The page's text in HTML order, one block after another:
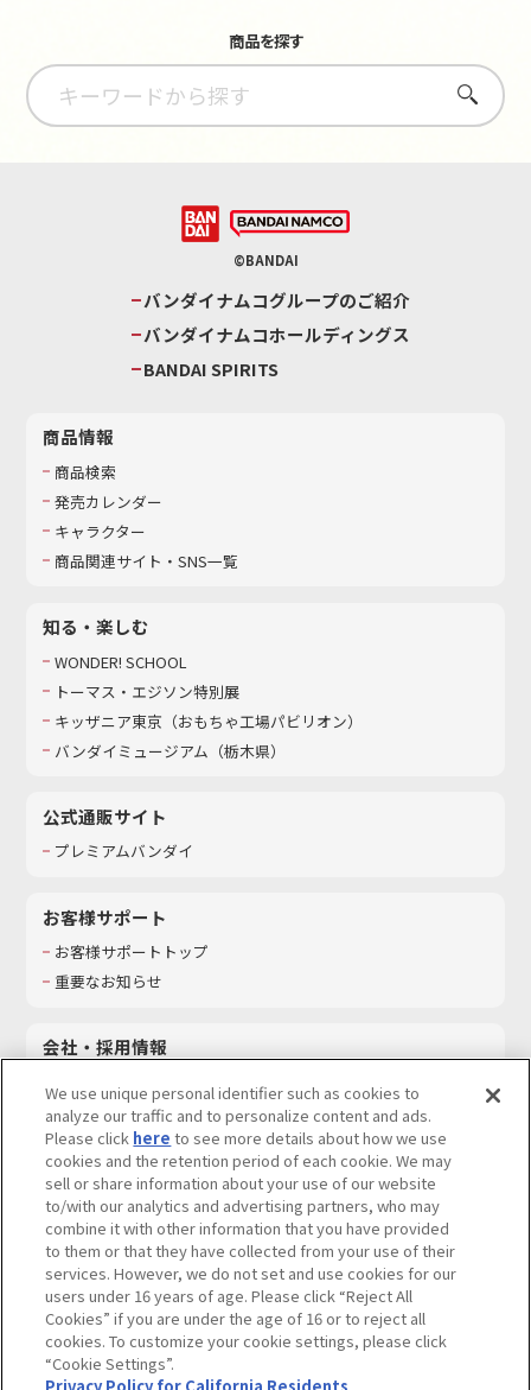
商品を探す
さがす
©BANDAI
バンダイナムコグループのご紹介
バンダイナムコホールディングス
BANDAI SPIRITS
商品情報
商品検索
発売カレンダー
キャラクター
商品関連サイト・SNS一覧
知る・楽しむ
WONDER! SCHOOL
トーマス・エジソン特別展
キッザニア東京（おもちゃ工場パビリオン）​
バンダイミュージアム（栃木県）
公式通販サイト
プレミアムバンダイ
お客様サポート
お客様サポートトップ
重要なお知らせ
会社・採用情報
採用情報
サステナビリティ
お問い合わせ
ウェブサイトご利用条件 ソーシャルメディアポリシー
個人情報及び特定個人情報等の取り扱いに関する保護方針
Do Not Sell or Share My Personal Information著作権・商標について
カスタマーハラスメントに対する基本的な対応方針
We use unique personal identifier such as cookies to
analyze our traffic and to personalize content and ads.
Please click here to see more details about how we use
cookies and the retention period of each cookie. We may
sell or share information about your use of our website
to/with our analytics and advertising partners, who may
combine it with other information that you have provided
to them or that they have collected from your use of their
services. However, we do not set and use cookies for our
users under 16 years of age. Please click “Reject All
Cookies” if you are under the age of 16 or to reject all
cookies. To customize your cookie settings, please click
“Cookie Settings”.